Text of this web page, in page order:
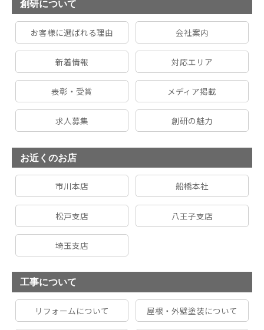
創研について
お客様に選ばれる理由 会社案内
新着情報 対応エリア
表彰・受賞 メディア掲載
求人募集 創研の魅力
お近くのお店
市川本店 船橋本社
松戸支店 八王子支店
埼玉支店
工事について
リフォームについて 屋根・外壁塗装について